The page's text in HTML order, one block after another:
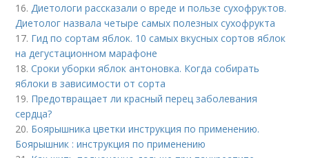
16.Диетологи рассказали о вреде и пользе сухофруктов.
Диетолог назвала четыре самых полезных сухофрукта
17. Гид по сортам яблок. 10 самых вкусных сортов яблок
на дегустационном марафоне
18.Сроки уборки яблок антоновка. Когда собирать
яблоки в зависимости от сорта
19. Предотвращает ли красный перец заболевания
сердца?
20. Боярышника цветки инструкция по применению.
Боярышник : инструкция по применению